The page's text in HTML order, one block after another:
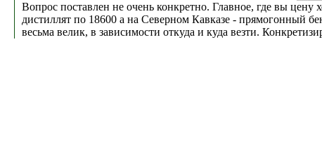
Вопрос поставлен не очень конкретно. Главное, где вы
дистиллят по 18600 а на Северном Кавказе - прямогонный
весьма велик, в зависимости откуда и куда везти.